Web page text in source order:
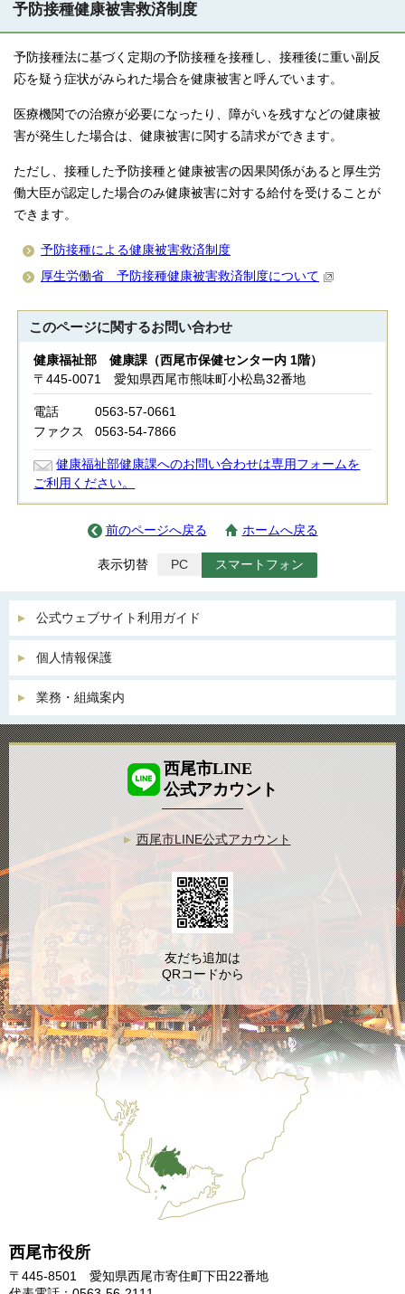
予防接種健康被害救済制度
予防接種法に基づく定期の予防接種を接種し、接種後に重い副反
応を疑う症状がみられた場合を健康被害と呼んでいます。
医療機関での治療が必要になったり、障がいを残すなどの健康被
害が発生した場合は、健康被害に関する請求ができます。
ただし、接種した予防接種と健康被害の因果関係があると厚生労
働大臣が認定した場合のみ健康被害に対する給付を受けることが
できます。
予防接種による健康被害救済制度
厚生労働省 予防接種健康被害救済制度について
このページに関するお問い合わせ
健康福祉部 健康課（西尾市保健センター内 1階）
〒445-0071 愛知県西尾市熊味町小松島32番地
電話
0563-57-0661
ファクス
0563-54-7866
健康福祉部健康課へのお問い合わせは専用フォームを
ご利用ください。
前のページへ戻る ホームへ戻る
表示切替 PC スマートフォン
公式ウェブサイト利用ガイド
個人情報保護
業務・組織案内
西尾市役所
〒445-8501 愛知県西尾市寄住町下田22番地
西尾市LINE
公式アカウント
西尾市LINE公式アカウント
友だち追加は
QRコードから